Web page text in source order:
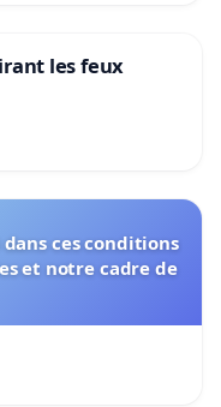
les feux
ces conditions
et notre cadre de